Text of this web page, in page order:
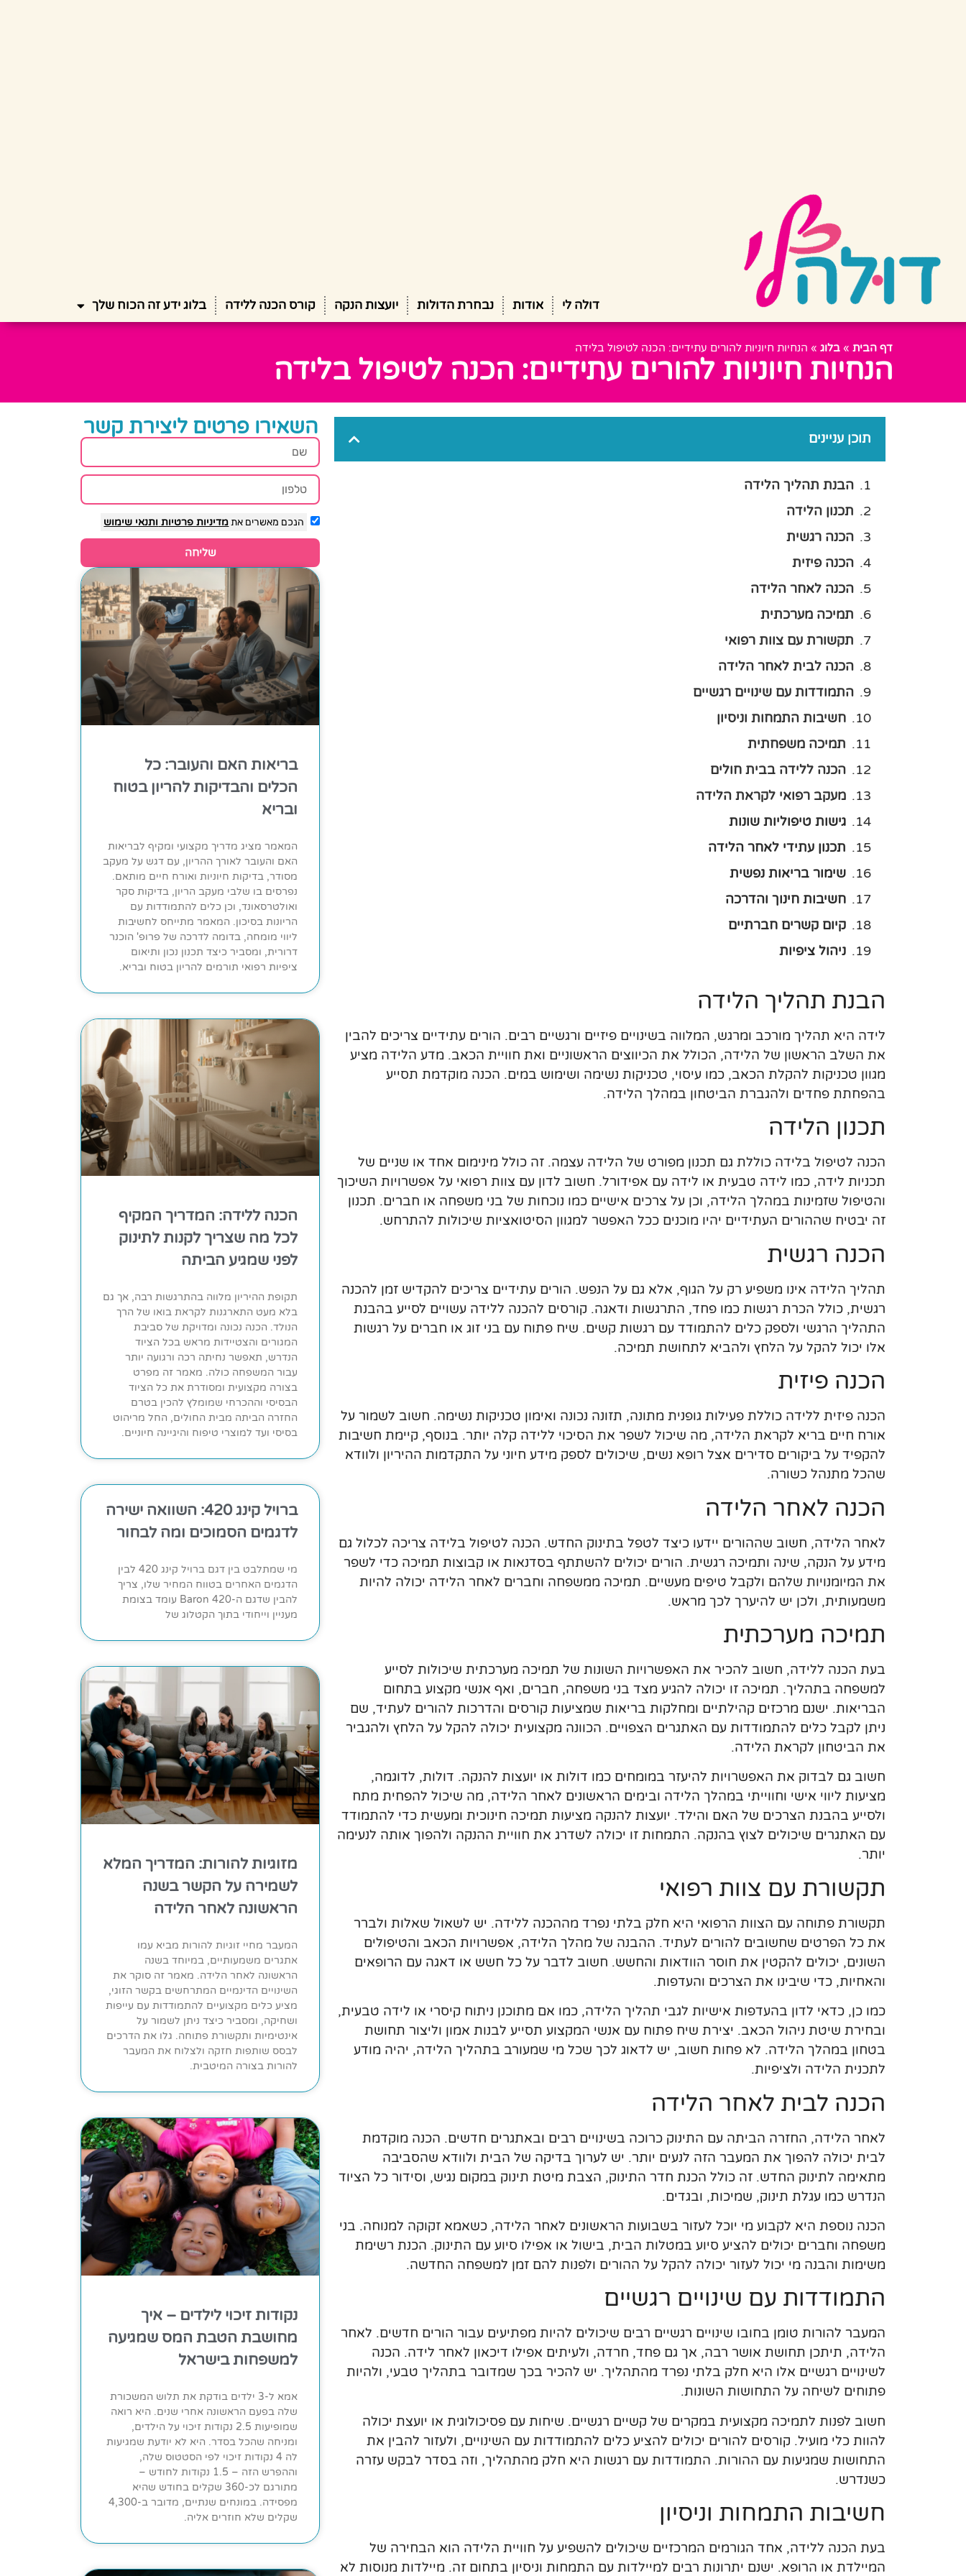
דולה לי אודות נבחרת הדולות יועצות הנקה קורס הכנה ללידה בלוג ידע זה הכוח שלך
דף הבית » בלוג » הנחיות חיוניות להורים עתידיים: הכנה לטיפול בלידה
הנחיות חיוניות להורים עתידיים: הכנה לטיפול בלידה
תוכן עניינים
הבנת תהליך הלידה
תכנון הלידה
הכנה רגשית
הכנה פיזית
הכנה לאחר הלידה
תמיכה מערכתית
תקשורת עם צוות רפואי
הכנה לבית לאחר הלידה
התמודדות עם שינויים רגשיים
חשיבות התמחות וניסיון
תמיכה משפחתית
הכנה ללידה בבית חולים
מעקב רפואי לקראת הלידה
גישות טיפוליות שונות
תכנון עתידי לאחר הלידה
שימור בריאות נפשית
חשיבות חינוך והדרכה
קיום קשרים חברתיים
ניהול ציפיות
הבנת תהליך הלידה
לידה היא תהליך מורכב ומרגש, המלווה בשינויים פיזיים ורגשיים רבים. הורים עתידיים צריכים להבין
את השלב הראשון של הלידה, הכולל את הכיווצים הראשוניים ואת חוויית הכאב. מדע הלידה מציע
מגוון טכניקות להקלת הכאב, כמו עיסוי, טכניקות נשימה ושימוש במים. הכנה מוקדמת תסייע
בהפחתת פחדים ולהגברת הביטחון במהלך הלידה.
תכנון הלידה
הכנה לטיפול בלידה כוללת גם תכנון מפורט של הלידה עצמה. זה כולל מינימום אחד או שניים של
תכניות לידה, כמו לידה טבעית או לידה עם אפידורל. חשוב לדון עם צוות רפואי על אפשרויות השיכוך
והטיפול שזמינות במהלך הלידה, וכן על צרכים אישיים כמו נוכחות של בני משפחה או חברים. תכנון
זה יבטיח שההורים העתידיים יהיו מוכנים ככל האפשר למגוון הסיטואציות שיכולות להתרחש.
הכנה רגשית
תהליך הלידה אינו משפיע רק על הגוף, אלא גם על הנפש. הורים עתידיים צריכים להקדיש זמן להכנה
רגשית, כולל הכרת רגשות כמו פחד, התרגשות ודאגה. קורסים להכנה ללידה עשויים לסייע בהבנת
התהליך הרגשי ולספק כלים להתמודד עם רגשות קשים. שיח פתוח עם בני זוג או חברים על רגשות
אלו יכול להקל על הלחץ ולהביא לתחושת תמיכה.
הכנה פיזית
הכנה פיזית ללידה כוללת פעילות גופנית מתונה, תזונה נכונה ואימון טכניקות נשימה. חשוב לשמור על
אורח חיים בריא לקראת הלידה, מה שיכול לשפר את הסיכוי ללידה קלה יותר. בנוסף, קיימת חשיבות
להקפיד על ביקורים סדירים אצל רופא נשים, שיכולים לספק מידע חיוני על התקדמות ההיריון ולוודא
שהכל מתנהל כשורה.
הכנה לאחר הלידה
לאחר הלידה, חשוב שההורים יידעו כיצד לטפל בתינוק החדש. הכנה לטיפול בלידה צריכה לכלול גם
מידע על הנקה, שינה ותמיכה רגשית. הורים יכולים להשתתף בסדנאות או קבוצות תמיכה כדי לשפר
את המיומנויות שלהם ולקבל טיפים מעשיים. תמיכה ממשפחה וחברים לאחר הלידה יכולה להיות
משמעותית, ולכן יש להיערך לכך מראש.
תמיכה מערכתית
בעת הכנה ללידה, חשוב להכיר את האפשרויות השונות של תמיכה מערכתית שיכולות לסייע
למשפחה בתהליך. תמיכה זו יכולה להגיע מצד בני משפחה, חברים, ואף אנשי מקצוע בתחום
הבריאות. ישנם מרכזים קהילתיים ומחלקות בריאות שמציעות קורסים והדרכות להורים לעתיד, שם
ניתן לקבל כלים להתמודדות עם האתגרים הצפויים. הכוונה מקצועית יכולה להקל על הלחץ ולהגביר
את הביטחון לקראת הלידה.
חשוב גם לבדוק את האפשרויות להיעזר במומחים כמו דולות או יועצות להנקה. דולות, לדוגמה,
מציעות ליווי אישי וחווייתי במהלך הלידה ובימים הראשונים לאחר הלידה, מה שיכול להפחית מתח
ולסייע בהבנת הצרכים של האם והילד. יועצות להנקה מציעות תמיכה חינוכית ומעשית כדי להתמודד
עם האתגרים שיכולים לצוץ בהנקה. התמחות זו יכולה לשדרג את חוויית ההנקה ולהפוך אותה לנעימה
יותר.
תקשורת עם צוות רפואי
תקשורת פתוחה עם הצוות הרפואי היא חלק בלתי נפרד מההכנה ללידה. יש לשאול שאלות ולברר
את כל הפרטים שחשובים להורים לעתיד. ההבנה של מהלך הלידה, אפשרויות הכאב והטיפולים
השונים, יכולים להקטין את חוסר הוודאות והחשש. חשוב לדבר על כל חשש או דאגה עם הרופאים
והאחיות, כדי שיבינו את הצרכים והעדפות.
כמו כן, כדאי לדון בהעדפות אישיות לגבי תהליך הלידה, כמו אם מתוכנן ניתוח קיסרי או לידה טבעית,
ובחירת שיטת ניהול הכאב. יצירת שיח פתוח עם אנשי המקצוע תסייע לבנות אמון וליצור תחושת
בטחון במהלך הלידה. לא פחות חשוב, יש לדאוג לכך שכל מי שמעורב בתהליך הלידה, יהיה מודע
לתכנית הלידה ולציפיות.
הכנה לבית לאחר הלידה
לאחר הלידה, החזרה הביתה עם התינוק כרוכה בשינויים רבים ובאתגרים חדשים. הכנה מוקדמת
לבית יכולה להפוך את המעבר הזה לנעים יותר. יש לערוך בדיקה של הבית ולוודא שהסביבה
מתאימה לתינוק החדש. זה כולל הכנת חדר התינוק, הצבת מיטת תינוק במקום נגיש, וסידור כל הציוד
הנדרש כמו עגלת תינוק, שמיכות, ובגדים.
הכנה נוספת היא לקבוע מי יוכל לעזור בשבועות הראשונים לאחר הלידה, כשאמא זקוקה למנוחה. בני
משפחה וחברים יכולים להציע סיוע במטלות הבית, בישול או אפילו סיוע עם התינוק. הכנת רשימת
משימות והבנה מי יכול לעזור יכולה להקל על ההורים ולפנות להם זמן למשפחה החדשה.
התמודדות עם שינויים רגשיים
המעבר להורות טומן בחובו שינויים רגשיים רבים שיכולים להיות מפתיעים עבור הורים חדשים. לאחר
הלידה, תיתכן תחושת אושר רבה, אך גם פחד, חרדה, ולעיתים אפילו דיכאון לאחר לידה. הכנה
לשינויים רגשיים אלו היא חלק בלתי נפרד מהתהליך. יש להכיר בכך שמדובר בתהליך טבעי, ולהיות
פתוחים לשיחה על התחושות השונות.
חשוב לפנות לתמיכה מקצועית במקרים של קשיים רגשיים. שיחות עם פסיכולוגית או יועצת יכולה
להוות כלי מועיל. קורסים להורים יכולים להציע כלים להתמודדות עם השינויים, ולעזור להבין את
התחושות שמגיעות עם ההורות. התמודדות עם רגשות היא חלק מהתהליך, וזה בסדר לבקש עזרה
כשנדרש.
חשיבות התמחות וניסיון
בעת הכנה ללידה, אחד הגורמים המרכזיים שיכולים להשפיע על חוויית הלידה הוא הבחירה של
המיילדת או הרופא. ישנם יתרונות רבים למיילדות עם התמחות וניסיון בתחום זה. מיילדות מנוסות לא
השאירו פרטים ליצירת קשר
הנכם מאשרים אתמדיניות פרטיות ותנאי שימוש
שליחה
בריאות האם והעובר: כל
הכלים והבדיקות להריון בטוח
ובריא
המאמר מציג מדריך מקצועי ומקיף לבריאות
האם והעובר לאורך ההריון, עם דגש על מעקב
מסודר, בדיקות חיוניות ואורח חיים מותאם.
נפרסים בו שלבי מעקב הריון, בדיקות סקר
ואולטרסאונד, וכן כלים להתמודדות עם
הריונות בסיכון. המאמר מתייחס לחשיבות
ליווי מומחה, בדומה לדרכה של פרופ' הוכנר
דרורית, ומסביר כיצד תכנון נכון ותיאום
ציפיות רפואי תורמים להריון בטוח ובריא.
הכנה ללידה: המדריך המקיף
לכל מה שצריך לקנות לתינוק
לפני שמגיע הביתה
תקופת ההיריון מלווה בהתרגשות רבה, אך גם
בלא מעט התארגנות לקראת בואו של הרך
הנולד. הכנה נכונה ומדויקת של סביבת
המגורים והצטיידות מראש בכל הציוד
הנדרש, תאפשר נחיתה רכה ורגועה יותר
עבור המשפחה כולה. מאמר זה מפרט
בצורה מקצועית ומסודרת את כל הציוד
הבסיסי וההכרחי שמומלץ להכין בטרם
החזרה הביתה מבית החולים, החל מריהוט
בסיסי ועד למוצרי טיפוח והיגיינה חיוניים.
ברויל קינג 420: השוואה ישירה
לדגמים הסמוכים ומה לבחור
מי שמתלבט בין דגם ברויל קינג 420 לבין
הדגמים האחרים בטווח המחיר שלו, צריך
להבין שדגם ה-Baron 420 עומד בצומת
מעניין וייחודי בתוך הקטלוג של
מזוגיות להורות: המדריך המלא
לשמירה על הקשר בשנה
הראשונה לאחר הלידה
המעבר מחיי זוגיות להורות מביא עמו
אתגרים משמעותיים, במיוחד בשנה
הראשונה לאחר הלידה. מאמר זה סוקר את
השינויים הדינמיים המתרחשים בקשר הזוגי,
מציע כלים מקצועיים להתמודדות עם עייפות
ושחיקה, ומסביר כיצד ניתן לשמור על
אינטימיות ותקשורת פתוחה. גלו את הדרכים
לבסס שותפות חזקה ולצלוח את המעבר
להורות בצורה המיטבית.
נקודות זיכוי לילדים – איך
מחושבת הטבת המס שמגיעה
למשפחות בישראל
אמא ל-3 ילדים בודקת את תלוש המשכורת
שלה בפעם הראשונה אחרי שנים. היא רואה
שמופיעות 2.5 נקודות זיכוי על הילדים,
ומניחה שהכל בסדר. היא לא יודעת שמגיעות
לה 4 נקודות זיכוי לפי הסטטוס שלה,
וההפרש הזה – 1.5 נקודות לחודש –
מתורגם לכ-360 שקלים בחודש שהיא
מפסידה. במונחים שנתיים, מדובר ב-4,300
שקלים שלא חוזרים אליה.